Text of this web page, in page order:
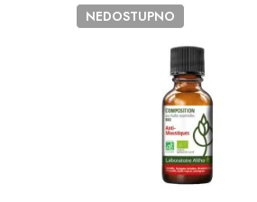
NEDOSTUPNO